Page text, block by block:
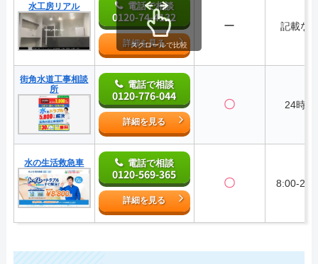
水工房リアル 電話で相談
0120-74-4132
詳細を見る
ー 記載な
街角水道工事相談
所
電話で相談
0120-776-044
詳細を見る
〇 24時間
水の生活救急車 電話で相談
0120-569-365
詳細を見る
〇 8:00-
スクロールで比較